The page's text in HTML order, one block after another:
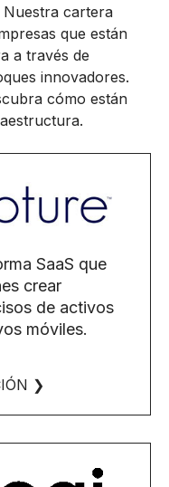
Nuestra cartera
que están
a través de
innovadores.
cómo están
SaaS que
crear
de activos
móviles.
❯